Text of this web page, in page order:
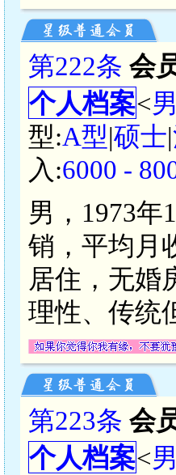
第222条 会
个人档案<男
型:A型|硕士|
入:6000 -
男，1973年
销，平均月
居住，无婚
理性、传统
第223条 会
个人档案<男